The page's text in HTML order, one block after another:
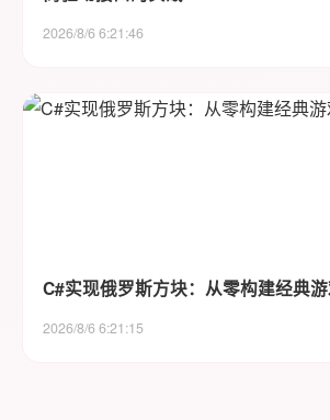
2026/8/6 6:21:46
C#实现俄罗斯方块：从零构建经典
2026/8/6 6:21:15